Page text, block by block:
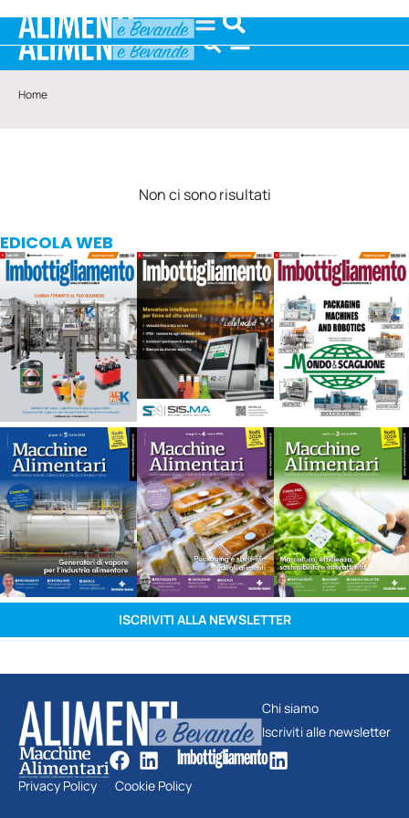
Home
Non ci sono risultati
EDICOLA WEB
ISCRIVITI ALLA NEWSLETTER
Chi siamo
Iscriviti alle newsletter
Privacy Policy Cookie Policy